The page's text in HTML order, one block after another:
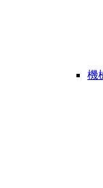
機